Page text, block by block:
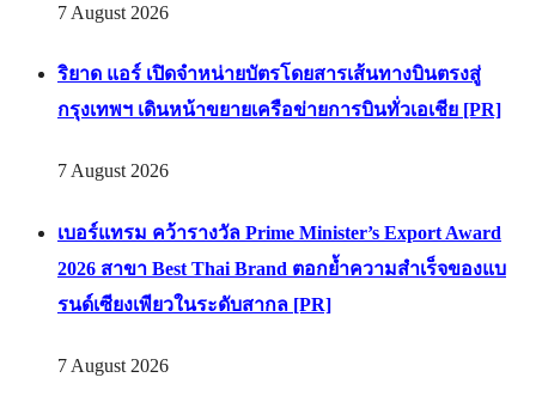
7 August 2026
ริยาด แอร์ เปิดจำหน่ายบัตรโดยสารเส้นทางบินตรงสู่
กรุงเทพฯ เดินหน้าขยายเครือข่ายการบินทั่วเอเชีย [PR]
7 August 2026
เบอร์แทรม คว้ารางวัล Prime Minister’s Export Award
2026 สาขา Best Thai Brand ตอกย้ำความสำเร็จของแบ
รนด์เซียงเพียวในระดับสากล [PR]
7 August 2026